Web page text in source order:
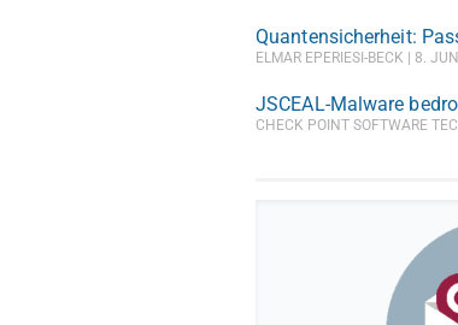
Quantensicherheit:
ELMAR EPERIESI-BECK 8.
JSCEAL-Malware
CHECK POINT SOFTWARE